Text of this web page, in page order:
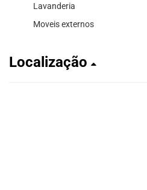
Lavanderia
Moveis externos
Localização